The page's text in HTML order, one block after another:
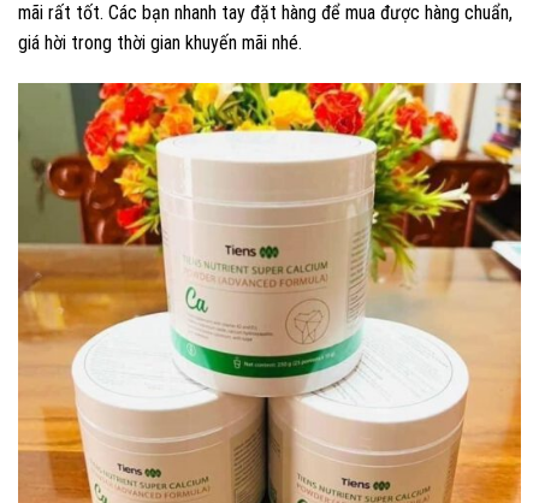
mãi rất tốt. Các bạn nhanh tay đặt hàng để mua được hàng chuẩn,
giá hời trong thời gian khuyến mãi nhé.